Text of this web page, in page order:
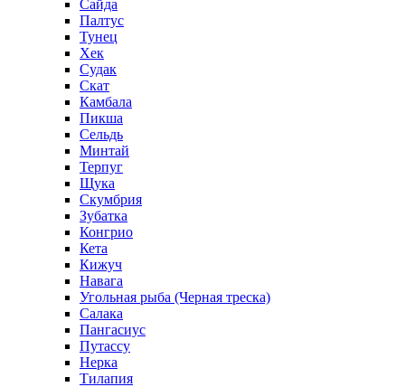
Сайда
Палтус
Тунец
Хек
Судак
Скат
Камбала
Пикша
Сельдь
Минтай
Терпуг
Щука
Скумбрия
Зубатка
Конгрио
Кета
Кижуч
Навага
Угольная рыба (Черная треска)
Салака
Пангасиус
Путассу
Нерка
Тилапия